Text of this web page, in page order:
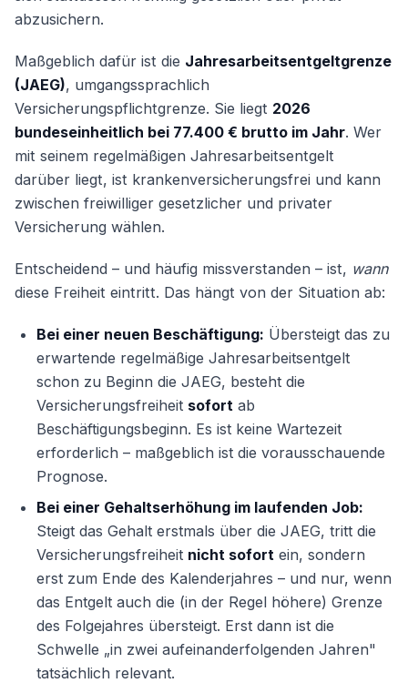
abzusichern.
Maßgeblich dafür ist die Jahresarbeitsentgeltgrenze
(JAEG), umgangssprachlich
Versicherungspflichtgrenze. Sie liegt 2026
bundeseinheitlich bei 77.400 € brutto im Jahr. Wer
mit seinem regelmäßigen Jahresarbeitsentgelt
darüber liegt, ist krankenversicherungsfrei und kann
zwischen freiwilliger gesetzlicher und privater
Versicherung wählen.
Entscheidend – und häufig missverstanden – ist, wann
diese Freiheit eintritt. Das hängt von der Situation ab:
Bei einer neuen Beschäftigung: Übersteigt das zu
erwartende regelmäßige Jahresarbeitsentgelt
schon zu Beginn die JAEG, besteht die
Versicherungsfreiheit sofort ab
Beschäftigungsbeginn. Es ist keine Wartezeit
erforderlich – maßgeblich ist die vorausschauende
Prognose.
Bei einer Gehaltserhöhung im laufenden Job:
Steigt das Gehalt erstmals über die JAEG, tritt die
Versicherungsfreiheit nicht sofort ein, sondern
erst zum Ende des Kalenderjahres – und nur, wenn
das Entgelt auch die (in der Regel höhere) Grenze
des Folgejahres übersteigt. Erst dann ist die
Schwelle „in zwei aufeinanderfolgenden Jahren"
tatsächlich relevant.